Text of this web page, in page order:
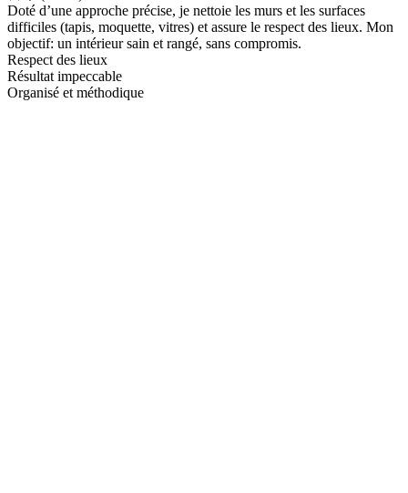
Doté d’une approche précise, je nettoie les murs et les surfaces
difficiles (tapis, moquette, vitres) et assure le respect des lieux. Mon
objectif: un intérieur sain et rangé, sans compromis.
Respect des lieux
Résultat impeccable
Organisé et méthodique